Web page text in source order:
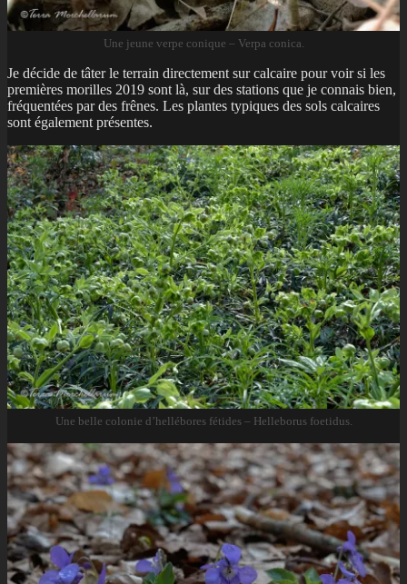
Une jeune verpe conique – Verpa conica.
Je décide de tâter le terrain directement sur calcaire pour voir si les
premières morilles 2019 sont là, sur des stations que je connais bien,
fréquentées par des frênes. Les plantes typiques des sols calcaires
sont également présentes.
Une belle colonie d’hellébores fétides – Helleborus foetidus.